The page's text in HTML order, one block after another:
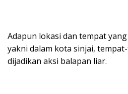
Adapun lokasi dan tempat
yakni dalam kota sinjai,
dijadikan aksi balapan liar.